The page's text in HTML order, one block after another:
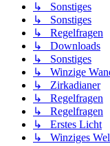
↳ Sonstiges
↳ Sonstiges
↳ Regelfragen
↳ Downloads
↳ Sonstiges
↳ Winzige
↳ Zirkadianer
↳ Regelfragen
↳ Regelfragen
↳ Erstes Licht
↳ Winziges